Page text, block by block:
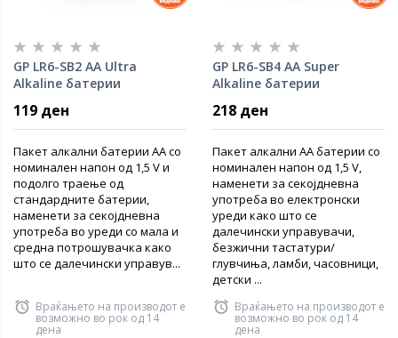
GP LR6-SB2 AA Ultra
Alkaline батерии
119 ден
Пакет алкални батерии AA со
номинален напон од 1,5 V и
подолго траење од
стандардните батерии,
наменети за секојдневна
употреба во уреди со мала и
средна потрошувачка како
што се далечински управув...
Враќањето на производот е
возможно во рок од 14
дена
GP LR6-SB4 AA Super
Alkaline батерии
218 ден
Пакет алкални AA батерии со
номинален напон од 1,5 V,
наменети за секојдневна
употреба во електронски
уреди како што се
далечински управувачи,
безжични тастатури/
глувчиња, ламби, часовници,
детски ...
Враќањето на производот е
возможно во рок од 14
дена